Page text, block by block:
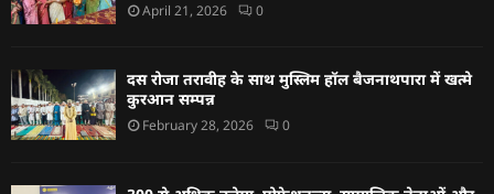
April 21, 2026 0
दस रोजा तरावीह के साथ मुस्लिम हॉल बैजनाथपारा में खत्मे
कुरआन सम्पन्न
February 28, 2026 0